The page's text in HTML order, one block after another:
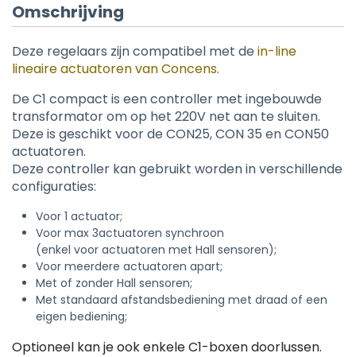
Omschrijving
Deze regelaars zijn compatibel met de in-line
lineaire actuatoren van Concens.
De C1 compact is een controller met ingebouwde
transformator om op het 220V net aan te sluiten.
Deze is geschikt voor de CON25, CON 35 en CON50
actuatoren.
Deze controller kan gebruikt worden in verschillende
configuraties:
Voor 1 actuator;
Voor max 3actuatoren synchroon
(enkel voor actuatoren met Hall sensoren);
Voor meerdere actuatoren apart;
Met of zonder Hall sensoren;
Met standaard afstandsbediening met draad of een
eigen bediening;
Optioneel kan je ook enkele C1-boxen doorlussen.